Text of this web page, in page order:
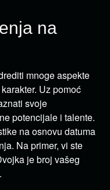
na
mnoge aspekte
Uz pomoć
svoje
potencijale i talente.
na osnovu datuma
Na primer, vi ste
je broj vašeg